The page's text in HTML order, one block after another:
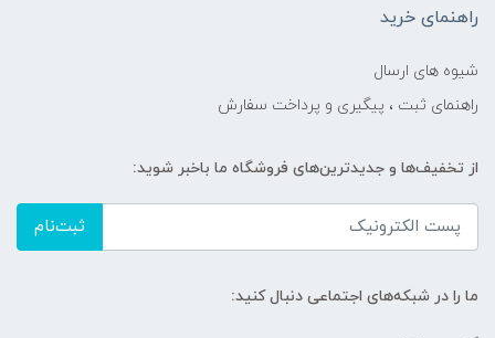
راهنمای خرید
شیوه های ارسال
راهنمای ثبت ، پیگیری و پرداخت سفارش
از تخفیف‌ها و جدیدترین‌های فروشگاه ما باخبر شوید:
ثبت‌نام
ما را در شبکه‌های اجتماعی دنبال کنید: